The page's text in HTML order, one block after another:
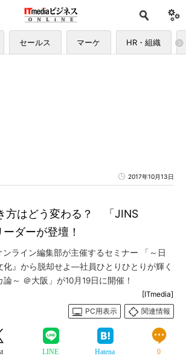
セールス マーケ HR・組織
2017年10月13日
方はどう変わる？ 「JINS
ダーが登壇！
ライン編集部が主催するセミナー 「～日
化』から脱却せよ―社員ひとりひとりが輝く
～ ＠大阪」が10月19日に開催！
[ITmedia]
PC用表示
関連情報
LINE Hatena 0